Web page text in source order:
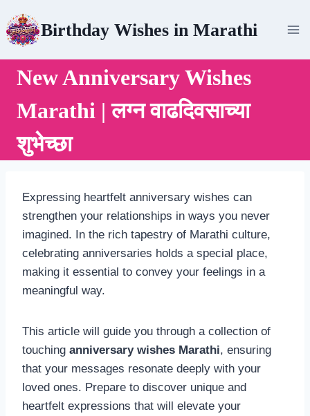
to
content
Birthday Wishes in Marathi
New Anniversary Wishes
Marathi | लग्न वाढदिवसाच्या
शुभेच्छा
Expressing heartfelt anniversary wishes can
strengthen your relationships in ways you never
imagined. In the rich tapestry of Marathi culture,
celebrating anniversaries holds a special place,
making it essential to convey your feelings in a
meaningful way.
This article will guide you through a collection of
touching anniversary wishes Marathi, ensuring
that your messages resonate deeply with your
loved ones. Prepare to discover unique and
heartfelt expressions that will elevate your